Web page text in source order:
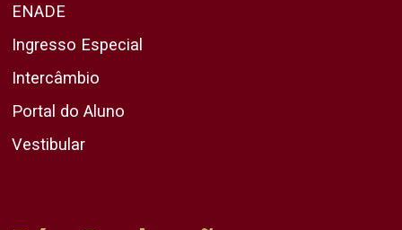
ENADE
Ingresso Especial
Intercâmbio
Portal do Aluno
Vestibular